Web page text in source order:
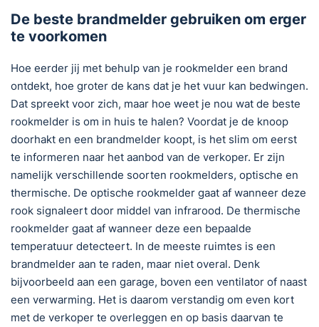
De beste brandmelder gebruiken om erger
te voorkomen
Hoe eerder jij met behulp van je rookmelder een brand
ontdekt, hoe groter de kans dat je het vuur kan bedwingen.
Dat spreekt voor zich, maar hoe weet je nou wat de beste
rookmelder is om in huis te halen? Voordat je de knoop
doorhakt en een brandmelder koopt, is het slim om eerst
te informeren naar het aanbod van de verkoper. Er zijn
namelijk verschillende soorten rookmelders, optische en
thermische. De optische rookmelder gaat af wanneer deze
rook signaleert door middel van infrarood. De thermische
rookmelder gaat af wanneer deze een bepaalde
temperatuur detecteert. In de meeste ruimtes is een
brandmelder aan te raden, maar niet overal. Denk
bijvoorbeeld aan een garage, boven een ventilator of naast
een verwarming. Het is daarom verstandig om even kort
met de verkoper te overleggen en op basis daarvan te